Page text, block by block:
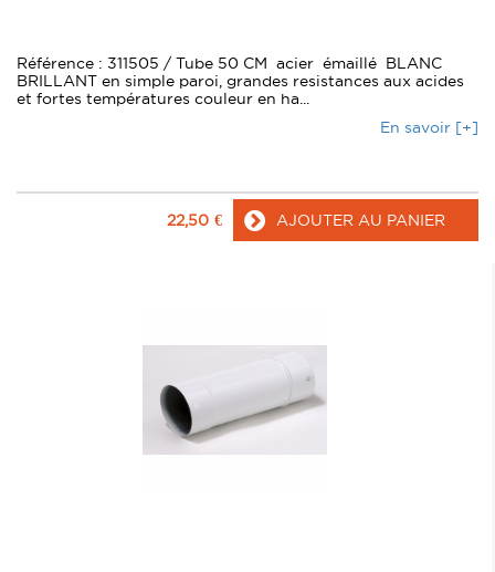
Référence : 311505 / Tube 50 CM acier émaillé BLANC
BRILLANT en simple paroi, grandes resistances aux acides
et fortes températures couleur en ha...
En savoir [+]
22,50 € AJOUTER AU PANIER